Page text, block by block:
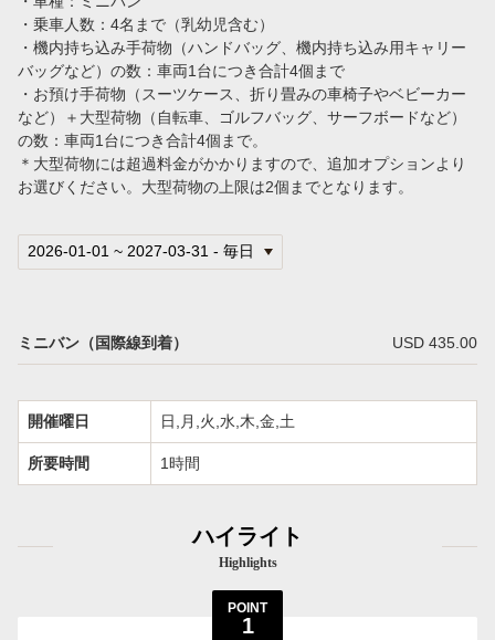
・乗車人数：4名まで（乳幼児含む）
・機内持ち込み手荷物（ハンドバッグ、機内持ち込み用キャリー
バッグなど）の数：車両1台につき合計4個まで
・お預け手荷物（スーツケース、折り畳みの車椅子やベビーカー
など）＋大型荷物（自転車、ゴルフバッグ、サーフボードなど）
の数：車両1台につき合計4個まで。
＊大型荷物には超過料金がかかりますので、追加オプションより
お選びください。大型荷物の上限は2個までとなります。
ミニバン（国際線到着） USD 435.00
開催曜日 日,月,火,水,木,金,土
所要時間 1時間
ハイライト
Highlights
POINT
1